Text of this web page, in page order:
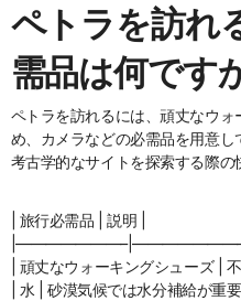
ペトラを訪れ
需品は何です
ペトラを訪れるには、頑丈なウ
め、カメラなどの必需品を用意し
考古学的なサイトを探索する際の
| 旅行必需品 | 説明 |
| 頑丈なウォーキングシューズ |
| 水 | 砂漠気候では水分補給が重要 |